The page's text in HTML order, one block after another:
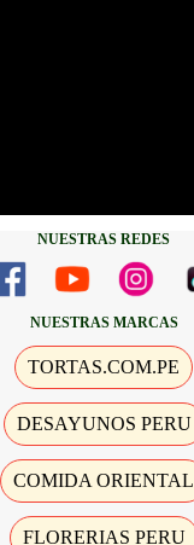
NUESTRAS REDES
NUESTRAS MARCAS
TORTAS.COM.PE
DESAYUNOS PERU
COMIDA ORIENTAL
FLORERIAS PERU